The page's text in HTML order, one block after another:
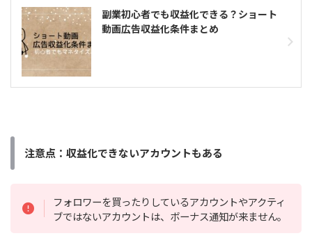
副業初心者でも収益化できる？ショート
動画広告収益化条件まとめ
注意点：収益化できないアカウントもある
フォロワーを買ったりしているアカウントやアクティ
ブではないアカウントは、ボーナス通知が来ません。